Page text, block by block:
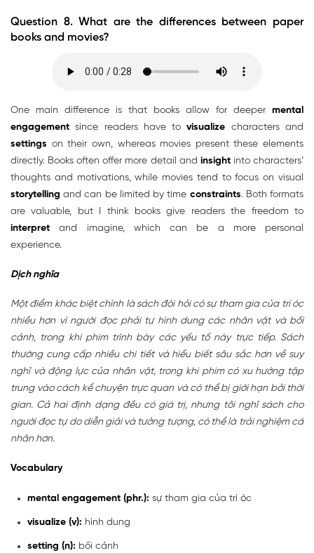
Question 8. What are the differences between paper
books and movies?
One main difference is that books allow for deeper mental
engagement since readers have tovisualize characters and
settings on their own, whereas movies present these elements
directly. Books often offer more detail and insightinto characters’
thoughts and motivations, while movies tend to focus on visual
storytelling and can be limited by time constraints. Both formats
are valuable, but I think books give readers the freedom to
interpret and imagine, which can be a more personal
experience.
Dịch nghĩa
Một điểm khác biệt chính là sách đòi hỏi có sự tham gia của trí óc
nhiều hơn vì người đọc phải tự hình dung các nhân vật và bối
cảnh, trong khi phim trình bày các yếu tố này trực tiếp. Sách
thường cung cấp nhiều chi tiết và hiểu biết sâu sắc hơn về suy
nghĩ và động lực của nhân vật, trong khi phim có xu hướng tập
trung vào cách kể chuyện trực quan và có thể bị giới hạn bởi thời
gian. Cả hai định dạng đều có giá trị, nhưng tôi nghĩ sách cho
người đọc tự do diễn giải và tưởng tượng, có thể là trải nghiệm cá
nhân hơn.
Vocabulary
mental engagement (phr.): sự tham gia của trí óc
visualize (v): hình dung
setting (n): bối cảnh